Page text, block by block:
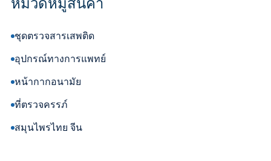
หมวดหมู่สินค้า
ชุดตรวจสารเสพติด
อุปกรณ์ทางการแพทย์
หน้ากากอนามัย
ที่ตรวจครรภ์
สมุนไพรไทย จีน